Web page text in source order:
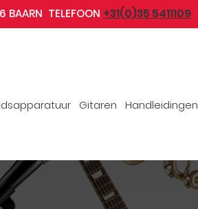
BAARN TELEFOON +31(0)35 5411109
Gitaren Handleidingen